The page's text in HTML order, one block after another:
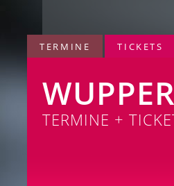
TERMINE TICKETS
TERMINE +